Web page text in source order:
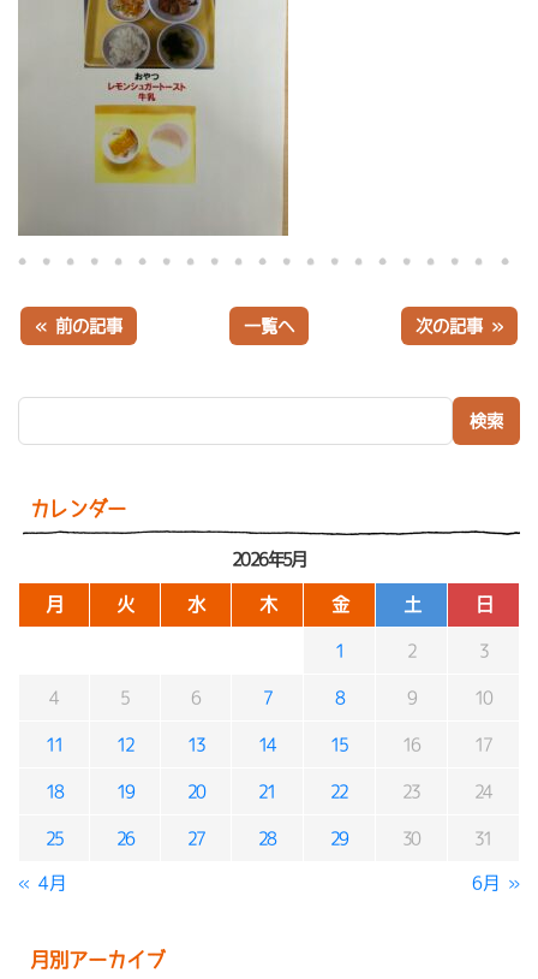
カレンダー
2026年5月
月 火 水 木 金 土 日
1 2 3
4 5 6 7 8 9 10
11 12 13 14 15 16 17
18 19 20 21 22 23 24
25 26 27 28 29 30 31
« 4月 6月 »
月別アーカイブ
« 前の記事 一覧へ 次の記事 »